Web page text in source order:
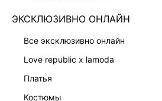
ЭКСКЛЮЗИВНО ОНЛАЙН
все эксклюзивно онлайн
love republic x lamoda
платья
костюмы
ЛИЧНЫЙ КАБИНЕТ